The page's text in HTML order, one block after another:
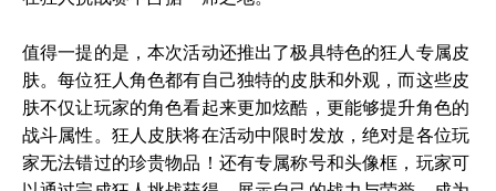
值得一提的是，本次活动还推出了极具特色的狂人专属皮
肤。每位狂人角色都有自己独特的皮肤和外观，而这些皮
肤不仅让玩家的角色看起来更加炫酷，更能够提升角色的
战斗属性。狂人皮肤将在活动中限时发放，绝对是各位玩
家无法错过的珍贵物品！还有专属称号和头像框，玩家可